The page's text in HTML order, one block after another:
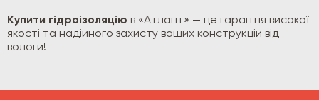
Купити гідроізоляцію в «Атлант» — це гарантія високої
якості та надійного захисту ваших конструкцій від
вологи!